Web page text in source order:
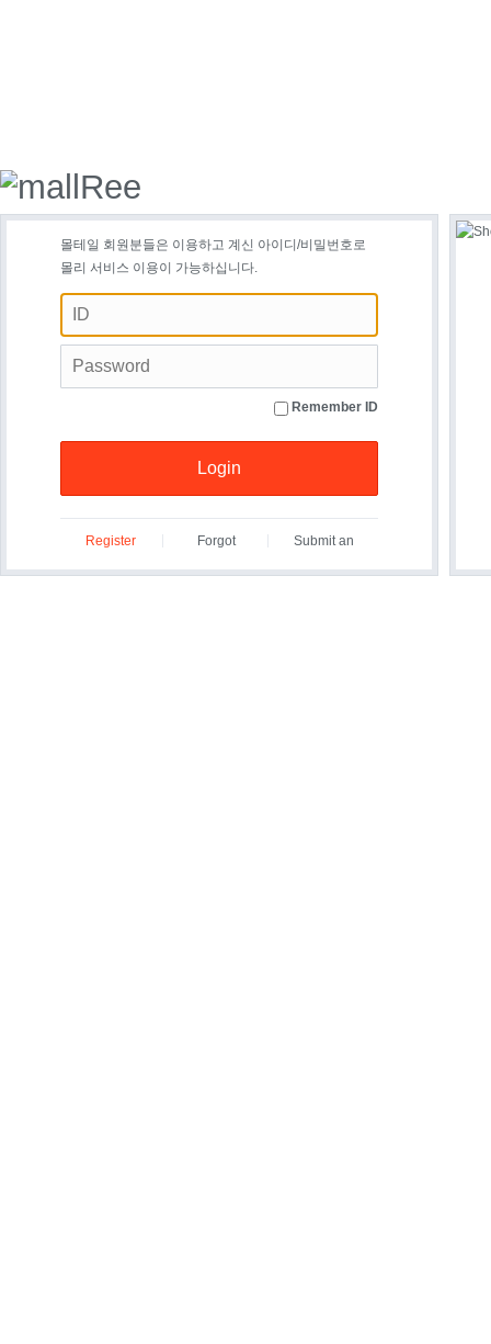
몰테일 회원분들은 이용하고 계신 아이디/비밀번호로
몰리 서비스 이용이 가능하십니다.
Remember ID
Login
Register
Forgot
Submit an